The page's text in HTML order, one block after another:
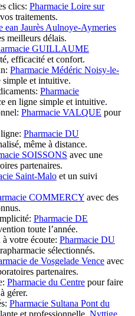
clics: Pharmacie Loire sur
traitements.
ean Jaurès Aulnoye-Aymeries
meilleurs délais.
GUILLAUME
efficacité et confort.
Pharmacie Médéric Noisy-le-
simple et intuitive.
Pharmacie
en ligne simple et intuitive.
Pharmacie VALQUE pour
Pharmacie DU
même à distance.
SOISSONS avec une
partenaires.
Saint-Malo et un suivi
COMMERCY avec des
Pharmacie DE
toute l’année.
votre écoute: Pharmacie DU
sélectionnés.
de Vosgelade Vence avec
partenaires.
Pharmacie du Centre pour faire
gérer.
Pharmacie Sultana Pont du
et professionnelle. Nyttige